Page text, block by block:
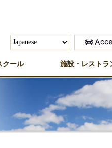
クール 施設・レストラ